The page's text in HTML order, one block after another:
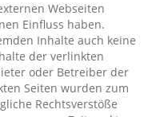
Webseiten
Einfluss haben.
Inhalte auch keine
der verlinkten
oder Betreiber der
Seiten wurden zum
Rechtsverstöße